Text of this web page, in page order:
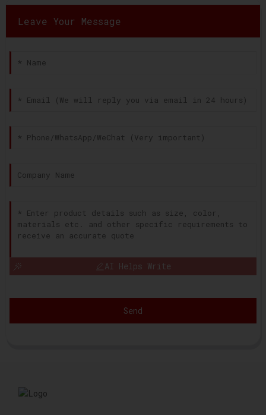
Leave Your Message
AI Helps Write
Send